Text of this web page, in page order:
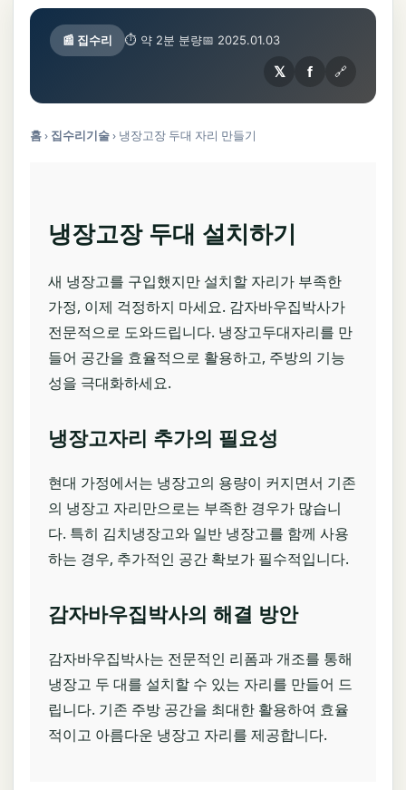
📰 집수리 ⏱ 약 2분 분량📅 2025.01.03
𝕏 f 🔗
홈› 집수리기술› 냉장고장 두대 자리 만들기
냉장고장 두대 설치하기
새 냉장고를 구입했지만 설치할 자리가 부족한
가정, 이제 걱정하지 마세요. 감자바우집박사가
전문적으로 도와드립니다. 냉장고두대자리를 만
들어 공간을 효율적으로 활용하고, 주방의 기능
성을 극대화하세요.
냉장고자리 추가의 필요성
현대 가정에서는 냉장고의 용량이 커지면서 기존
의 냉장고 자리만으로는 부족한 경우가 많습니
다. 특히 김치냉장고와 일반 냉장고를 함께 사용
하는 경우, 추가적인 공간 확보가 필수적입니다.
감자바우집박사의 해결 방안
감자바우집박사는 전문적인 리폼과 개조를 통해
냉장고 두 대를 설치할 수 있는 자리를 만들어 드
립니다. 기존 주방 공간을 최대한 활용하여 효율
적이고 아름다운 냉장고 자리를 제공합니다.